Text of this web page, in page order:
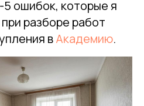
5 ошибок, которые я
разборе работ
вАкадемию.